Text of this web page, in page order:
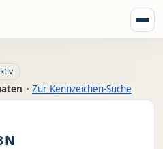
· Zur Kennzeichen-Suche